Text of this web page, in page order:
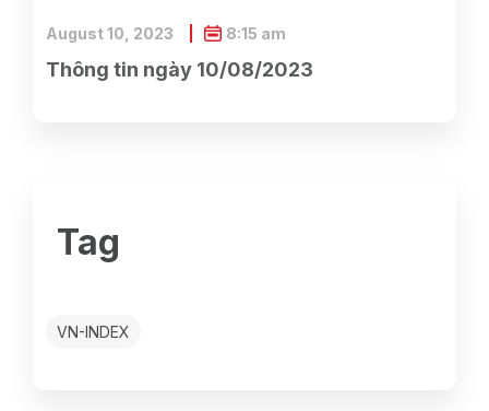
Thông tin ngày 10/08/2023
August 10, 2023 8:15 am
Tag
VN-INDEX